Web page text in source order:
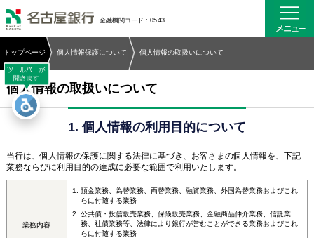
名古屋銀行
金融機関コード：0543
トップページ 個人情報保護について 個人情報の取扱いについて
個人情報の取扱いについて
1. 個人情報の利用目的について
当行は、個人情報の保護に関する法律に基づき、お客さまの個人情報を、下記
業務ならびに利用目的の達成に必要な範囲で利用いたします。
業務内容
預金業務、為替業務、両替業務、融資業務、外国為替業務およびこれ
らに付随する業務
公共債・投信販売業務、保険販売業務、金融商品仲介業務、信託業
務、社債業務等、法律により銀行が営むことができる業務およびこれ
らに付随する業務